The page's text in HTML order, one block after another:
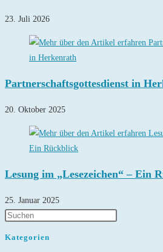
23. Juli 2026
Partnerschaftsgottesdienst in
20. Oktober 2025
Lesung im „Lesezeichen“ – Ein
25. Januar 2025
Kategorien